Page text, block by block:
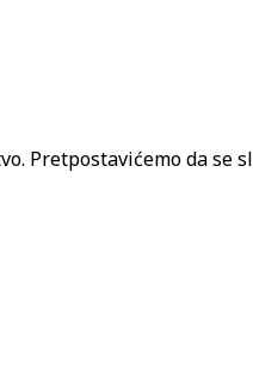
Pretpostavićemo da se